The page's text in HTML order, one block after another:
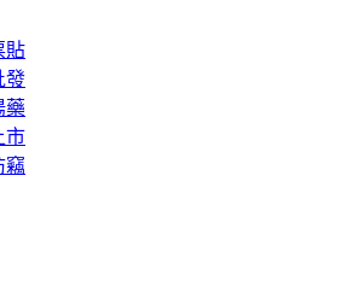
貼
發
藥
市
竊